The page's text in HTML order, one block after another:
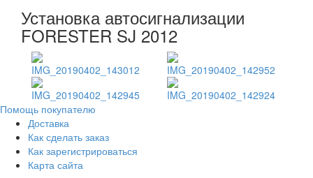
Установка автосигнализации
FORESTER SJ 2012
Помощь покупателю
Доставка
Как сделать заказ
Как зарегистрироваться
Карта сайта